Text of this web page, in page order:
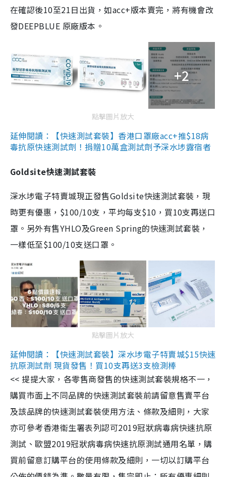
在確認後10至21日出貨，如acc+版本賣完，將有機會改
發DEEPBLUE 原廠版本。
+2
點擊圖片放大
延伸閱讀：【快速測試套裝】香港口罩廠acc+推$18病
毒抗原快速測試劑！捐贈10萬盒測試劑予深水埗露宿者
Goldsite快速測試套裝
深水埗電子特賣城現正發售Goldsite快速測試套裝，現
時更有優惠，$100/10支，平均每支$10，買10支再送口
罩。另外有售YHLO及Green Spring的快速測試套裝，
一樣低至$100/10支送口罩。
點擊圖片放大
延伸閱讀：【快速測試套裝】深水埗電子特賣城$15快速
抗原測試劑 現貨發售！買10支再送3支檢測棒
<< 提提大家，各零售商發售的快速測試套裝規格不一，
購買市面上不同品牌的快速測試套裝前請留意售賣平台
及該品牌的快速測試套裝使用方法、條款及細則，大家
亦可參考香港衞生署表列認可2019冠狀病毒病快速抗原
測試、歐盟2019冠狀病毒病快速抗原測試通用名單，購
買前留意訂購平台的使用條款及細則，一切以訂購平台